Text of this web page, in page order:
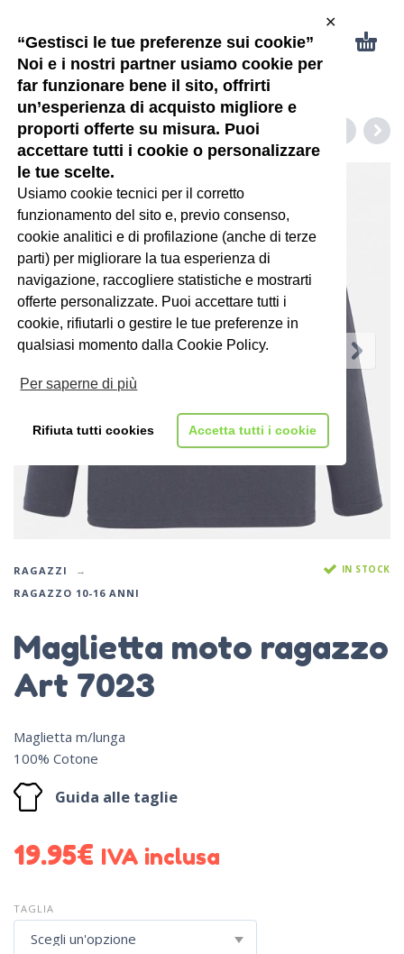
“Gestisci le tue preferenze sui cookie”
Noi e i nostri partner usiamo cookie per
far funzionare bene il sito, offrirti
un’esperienza di acquisto migliore e
proporti offerte su misura. Puoi
accettare tutti i cookie o personalizzare
le tue scelte.
Usiamo cookie tecnici per il corretto
funzionamento del sito e, previo consenso,
cookie analitici e di profilazione (anche di terze
parti) per migliorare la tua esperienza di
navigazione, raccogliere statistiche e mostrarti
offerte personalizzate. Puoi accettare tutti i
cookie, rifiutarli o gestire le tue preferenze in
qualsiasi momento dalla Cookie Policy.
Per saperne di più
Rifiuta tutti cookies Accetta tutti i cookie
✕
RAGAZZI
RAGAZZO 10-16 ANNI
IN STOCK
Maglietta moto ragazzo
Art 7023
Maglietta m/lunga
100% Cotone
Guida alle taglie
19.95€ IVA inclusa
TAGLIA
Scegli un'opzione